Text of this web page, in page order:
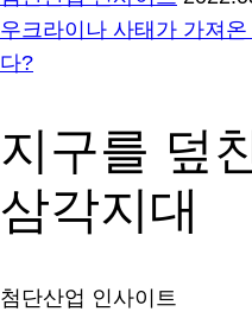
우크라이나 사태가 가져
다?
지구를 덮
삼각지대
첨단산업 인사이트